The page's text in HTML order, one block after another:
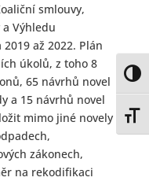
smlouvy,
Výhledu
až 2022. Plán
úkolů, z toho 8
65 návrhů novel
a 15 návrhů novel
mimo jiné novely
zákonech,
na rekodifikaci